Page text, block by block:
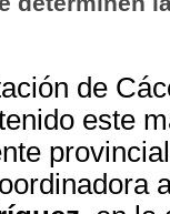
de
este